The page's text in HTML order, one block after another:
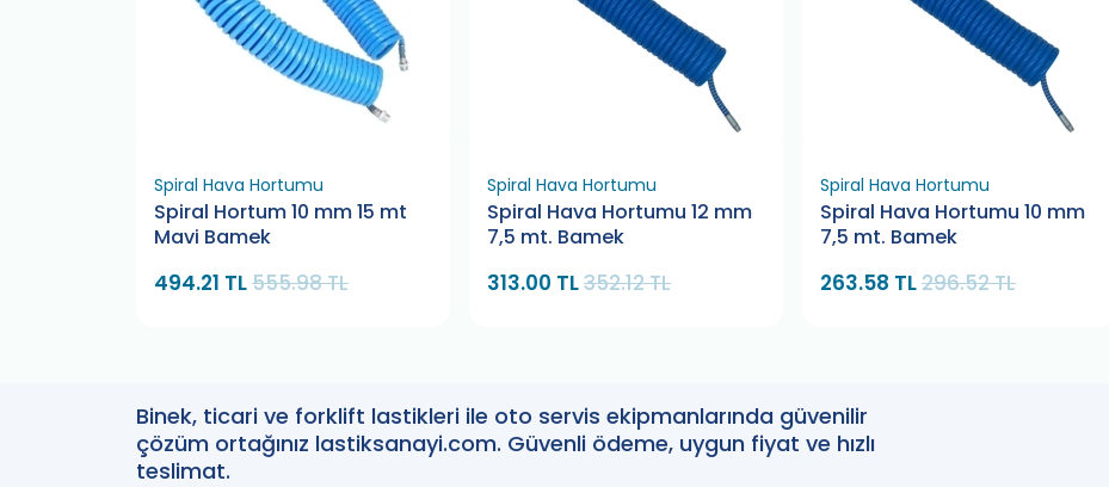
Spiral Hava Hortumu
Spiral Hortum 10 mm 15 mt
Mavi Bamek
494.21 TL555.98 TL
Spiral Hava Hortumu
Spiral Hava Hortumu 12 mm
7,5 mt. Bamek
313.00 TL352.12 TL
Spiral Hava Hortumu
Spiral Hava Hortumu 10 mm
7,5 mt. Bamek
263.58 TL296.52 TL
Binek, ticari ve forklift lastikleri ile oto servis ekipmanlarında güvenilir
çözüm ortağınız lastiksanayi.com. Güvenli ödeme, uygun fiyat ve hızlı
teslimat.